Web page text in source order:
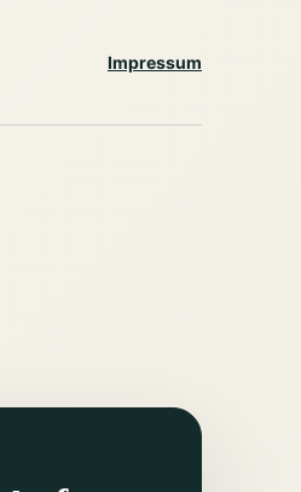
Impressum